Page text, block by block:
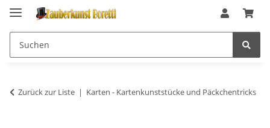
Zurück zur Liste Karten - Kartenkunststücke und Päckchentricks